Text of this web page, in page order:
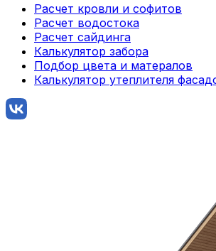
Расчет кровли и софитов
Расчет водостока
Расчет сайдинга
Калькулятор забора
Подбор цвета и матералов
Калькулятор утеплителя